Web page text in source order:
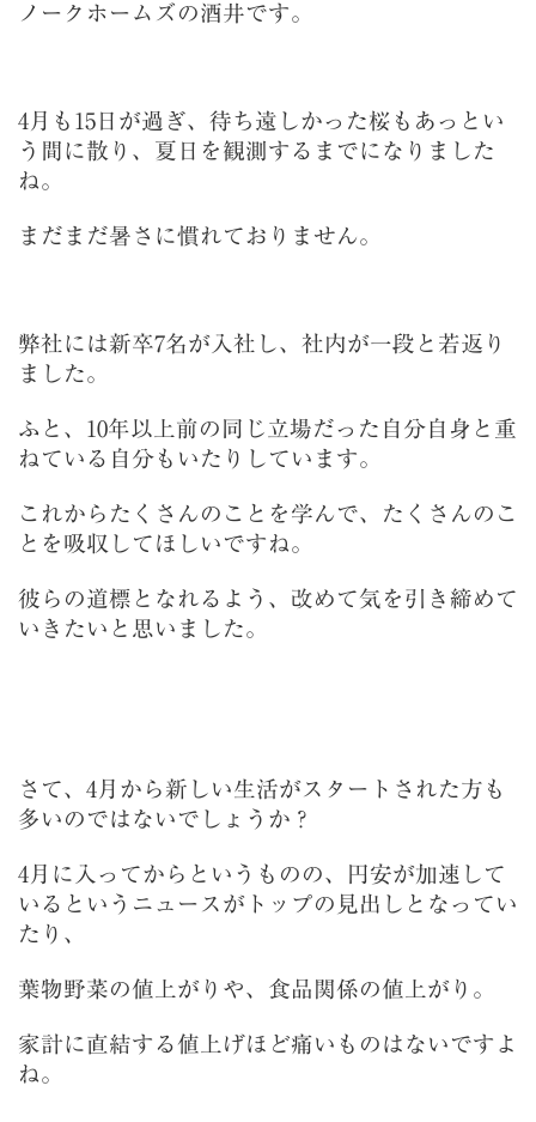
ノークホームズの酒井です。
4月も15日が過ぎ、待ち遠しかった桜もあっとい
う間に散り、夏日を観測するまでになりました
ね。
まだまだ暑さに慣れておりません。
弊社には新卒7名が入社し、社内が一段と若返り
ました。
ふと、10年以上前の同じ立場だった自分自身と重
ねている自分もいたりしています。
これからたくさんのことを学んで、たくさんのこ
とを吸収してほしいですね。
彼らの道標となれるよう、改めて気を引き締めて
いきたいと思いました。
さて、4月から新しい生活がスタートされた方も
多いのではないでしょうか？
4月に入ってからというものの、円安が加速して
いるというニュースがトップの見出しとなってい
たり、
葉物野菜の値上がりや、食品関係の値上がり。
家計に直結する値上げほど痛いものはないですよ
ね。